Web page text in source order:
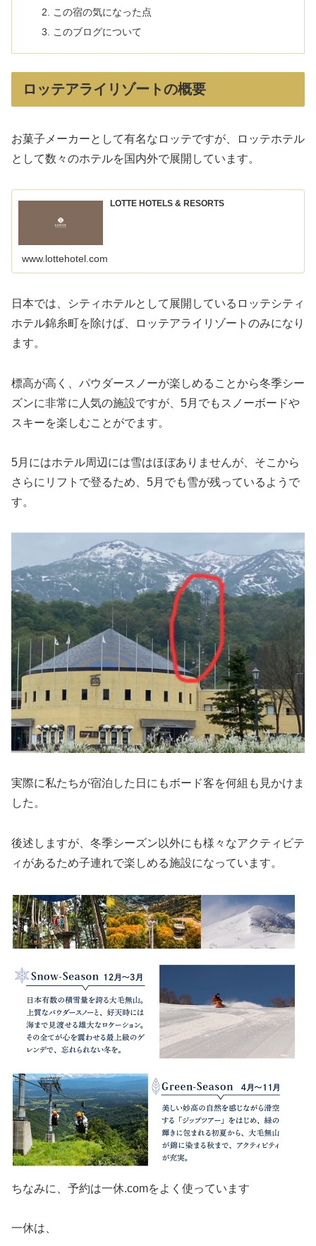
この宿の気になった点
このブログについて
ロッテアライリゾートの概要
お菓子メーカーとして有名なロッテですが、ロッテホテル
として数々のホテルを国内外で展開しています。
LOTTE HOTELS & RESORTS
www.lottehotel.com
日本では、シティホテルとして展開しているロッテシティ
ホテル錦糸町を除けば、ロッテアライリゾートのみになり
ます。
標高が高く、パウダースノーが楽しめることから冬季シー
ズンに非常に人気の施設ですが、5月でもスノーボードや
スキーを楽しむことがでます。
5月にはホテル周辺には雪はほぼありませんが、そこから
さらにリフトで登るため、5月でも雪が残っているようで
す。
実際に私たちが宿泊した日にもボード客を何組も見かけま
した。
後述しますが、冬季シーズン以外にも様々なアクティビテ
ィがあるため子連れで楽しめる施設になっています。
ちなみに、予約は一休.comをよく使っています
一休は、